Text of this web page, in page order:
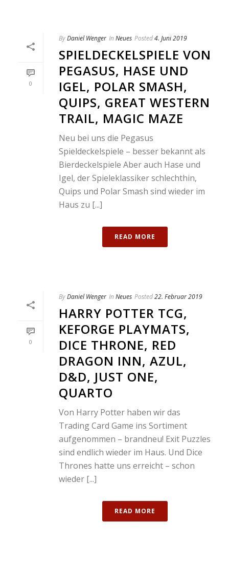
0
ByDaniel Wenger In Neues Posted4. Juni 2019
SPIELDECKELSPIELE VON
PEGASUS, HASE UND
IGEL, POLAR SMASH,
QUIPS, GREAT WESTERN
TRAIL, MAGIC MAZE
Neu bei uns die Pegasus
Spieldeckelspiele – besser bekannt als
Bierdeckelspiele Aber auch Hase und
Igel, der Spieleklassiker schlechthin,
Quips und Polar Smash sind wieder im
Haus zu [...]
READ MORE
0
ByDaniel Wenger In Neues Posted22. Februar 2019
HARRY POTTER TCG,
KEFORGE PLAYMATS,
DICE THRONE, RED
DRAGON INN, AZUL,
D&D, JUST ONE,
QUARTO
Von Harry Potter haben wir das
Trading Card Game ins Sortiment
aufgenommen – brandneu! Exit Puzzles
sind endlich wieder im Haus. Und Dice
Thrones hatte uns erreicht – schon
wieder [...]
READ MORE